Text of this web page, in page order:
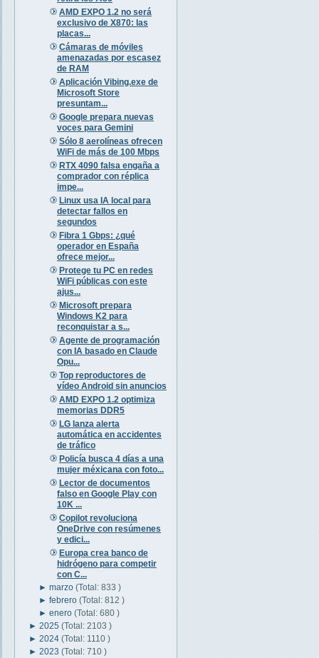
AMD EXPO 1.2 no será
exclusivo de X870: las
placas...
Cámaras de móviles
amenazadas por escasez
de RAM
Aplicación Vibing.exe de
Microsoft Store
presuntam...
Google prepara nuevas
voces para Gemini
Sólo 8 aerolíneas ofrecen
WiFi de más de 100 Mbps
RTX 4090 falsa engaña a
comprador con réplica
impe...
Linux usa IA local para
detectar fallos en
segundos
Fibra 1 Gbps: ¿qué
operador en España
ofrece mejor...
Protege tu PC en redes
WiFi públicas con este
ajus...
Microsoft prepara
Windows K2 para
reconquistar a s...
Agente de programación
con IA basado en Claude
Opu...
Top reproductores de
vídeo Android sin anuncios
AMD EXPO 1.2 optimiza
memorias DDR5
LG lanza alerta
automática en accidentes
de tráfico
Policía busca 4 días a una
mujer méxicana con foto...
Lector de documentos
falso en Google Play con
10K ...
Copilot revoluciona
OneDrive con resúmenes
y edici...
Europa crea banco de
hidrógeno para competir
con C...
►marzo(Total: 833 )
►febrero(Total: 812 )
►enero(Total: 680 )
► 2025 (Total: 2103 )
► 2024 (Total: 1110 )
► 2023 (Total: 710 )